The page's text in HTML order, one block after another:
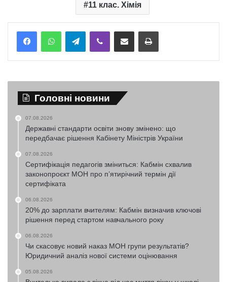
11 клас. Хімія
TelegramViber Надіслати електронною поштоюНадрукувати
Головні новини
07.08.2026
Державні стандарти освіти знову змінено: що
передбачає рішення Кабінету Міністрів України
07.08.2026
Сертифікація педагогів зміниться: Кабмін схвалив
законопроєкт МОН про п’ятирічний термін дії
сертифіката
06.08.2026
20% до зарплати вчителям: Кабмін визначив ключові
рішення перед стартом навчального року
06.08.2026
Чи скасовує новий наказ МОН групи результатів?
Юридичний аналіз нової системи оцінювання
05.08.2026